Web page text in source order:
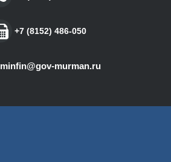
+7 (8152) 486-050
minfin@gov-murman.ru